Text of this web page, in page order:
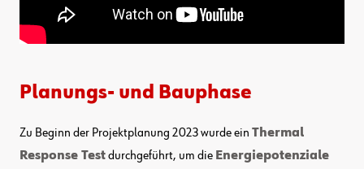
Planungs- und Bauphase
Zu Beginn der Projektplanung 2023 wurde ein Thermal
Response Testdurchgeführt, um die Energiepotenziale